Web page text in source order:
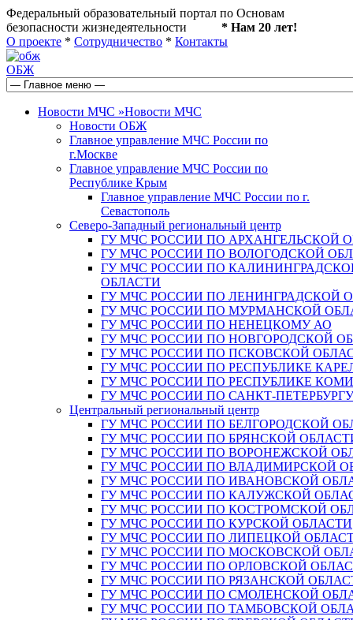
Федеральный образовательный портал по Основам
безопасности жизнедеятельности * Нам 20 лет!
О проекте * Сотрудничество * Контакты
ОБЖ
Новости МЧС »Новости МЧС
Новости ОБЖ
Главное управление МЧС России по
г.Москве
Главное управление МЧС России по
Республике Крым
Главное управление МЧС России по г.
Севастополь
Северо-Западный региональный центр
ГУ МЧС РОССИИ ПО АРХАНГЕЛЬСКОЙ
ГУ МЧС РОССИИ ПО ВОЛОГОДСКОЙ
ГУ МЧС РОССИИ ПО
ОБЛАСТИ
ГУ МЧС РОССИИ ПО ЛЕНИНГРАДСКОЙ
ГУ МЧС РОССИИ ПО МУРМАНСКОЙ
ГУ МЧС РОССИИ ПО НЕНЕЦКОМУ АО
ГУ МЧС РОССИИ ПО НОВГОРОДСКОЙ
ГУ МЧС РОССИИ ПО ПСКОВСКОЙ
ГУ МЧС РОССИИ ПО РЕСПУБЛИКЕ
ГУ МЧС РОССИИ ПО РЕСПУБЛИКЕ КОМИ
ГУ МЧС РОССИИ ПО САНКТ-ПЕТЕРБУРГУ
Центральный региональный центр
ГУ МЧС РОССИИ ПО БЕЛГОРОДСКОЙ
ГУ МЧС РОССИИ ПО БРЯНСКОЙ
ГУ МЧС РОССИИ ПО ВОРОНЕЖСКОЙ
ГУ МЧС РОССИИ ПО ВЛАДИМИРСКОЙ
ГУ МЧС РОССИИ ПО ИВАНОВСКОЙ
ГУ МЧС РОССИИ ПО КАЛУЖСКОЙ
ГУ МЧС РОССИИ ПО КОСТРОМСКОЙ
ГУ МЧС РОССИИ ПО КУРСКОЙ ОБЛАСТИ
ГУ МЧС РОССИИ ПО ЛИПЕЦКОЙ
ГУ МЧС РОССИИ ПО МОСКОВСКОЙ
ГУ МЧС РОССИИ ПО ОРЛОВСКОЙ
ГУ МЧС РОССИИ ПО РЯЗАНСКОЙ
ГУ МЧС РОССИИ ПО СМОЛЕНСКОЙ
ГУ МЧС РОССИИ ПО ТАМБОВСКОЙ